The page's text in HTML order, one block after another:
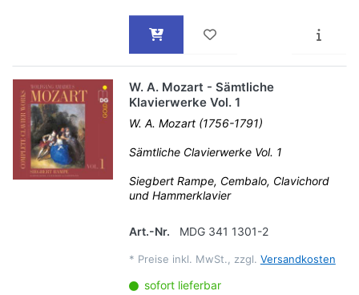
W. A. Mozart - Sämtliche
Klavierwerke Vol. 1
W. A. Mozart (1756-1791)
Sämtliche Clavierwerke Vol. 1
Siegbert Rampe, Cembalo, Clavichord
und Hammerklavier
Art.-Nr. MDG 341 1301-2
* Preise inkl. MwSt., zzgl. Versandkosten
sofort lieferbar